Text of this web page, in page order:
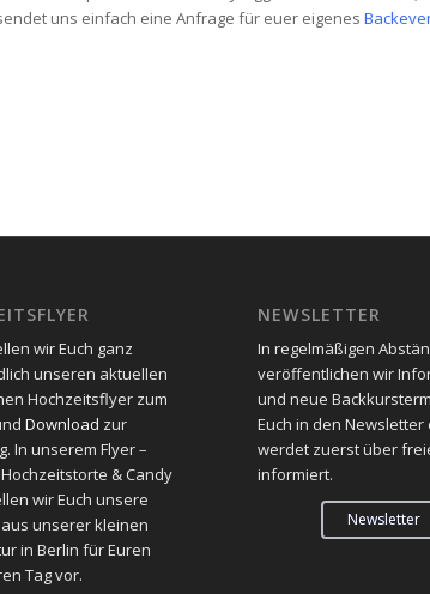
uns einfach eine Anfrage für euer eigenes
wir Euch ganz
unseren aktuellen
Hochzeitsflyer zum
Download zur
In unserem Flyer –
& Candy
wir Euch unsere
unserer kleinen
in Berlin für Euren
Tag vor.
NEWSLETTER
In regelmäßigen
veröffentlichen wir
und neue
Euch in den Newsletter
werdet zuerst über
informiert.
Newsletter